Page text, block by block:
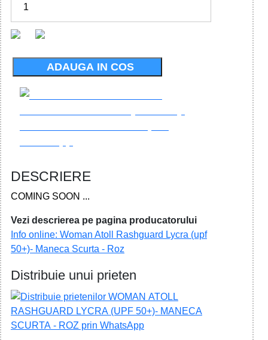
ADAUGA IN COS
DESCRIERE
COMING SOON ...
Vezi descrierea pe pagina producatorului
Info online: Woman Atoll Rashguard Lycra (upf
50+)- Maneca Scurta - Roz
Distribuie unui prieten